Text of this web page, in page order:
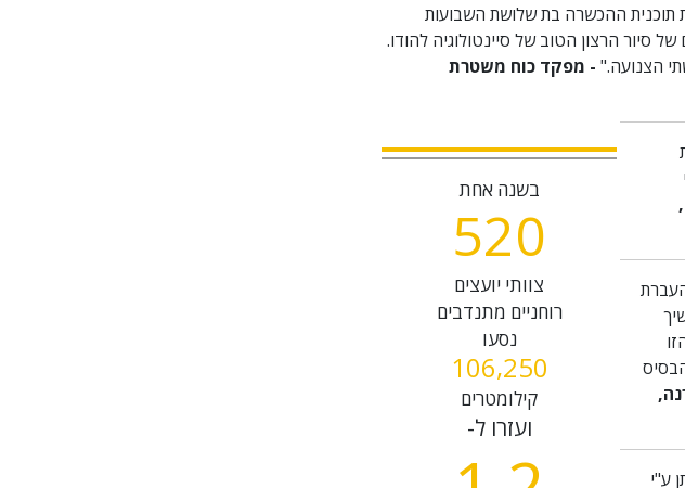
תוכנית ההכשרה בת שלושת השבועות
סיור הרצון הטוב של סיינטולוגיה להודו.
הצנועה." - מפקד כוח משטרת
בשנה אחת
520
צוותי יועצים
רוחניים מתנדבים
נסעו
106,250
קילומטרים
ועזרו ל-
הזו
ע"י